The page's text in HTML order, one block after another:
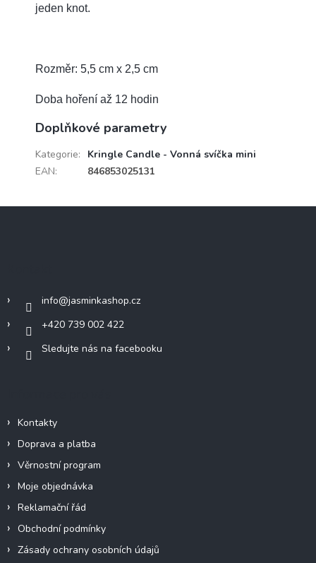
jeden knot.
Rozměr: 5,5 cm x 2,5 cm
Doba hoření až 12 hodin
Doplňkové parametry
Kategorie:
Kringle Candle - Vonná svíčka mini
EAN: 846853025131
info@jasminkashop.cz
+420 739 002 422
Sledujte nás na facebooku
Kontakty
Doprava a platba
Věrnostní program
Moje objednávka
Reklamační řád
Obchodní podmínky
Zásady ochrany osobních údajů